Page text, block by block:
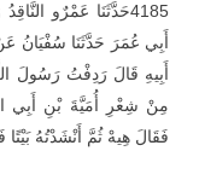
4185حَدَّثَنَا عَمْرٌو
أَبِي عُمَرَ حَدَّثَنَا سُفْيَانُ
أَبِيهِ قَالَ رَدِفْتُ رَسُولَ
مِنْ شِعْرِ أُمَيَّةَ بْنِ أَبِي
فَقَالَ هِيهْ ثُمَّ أَنْشَدْتُهُ